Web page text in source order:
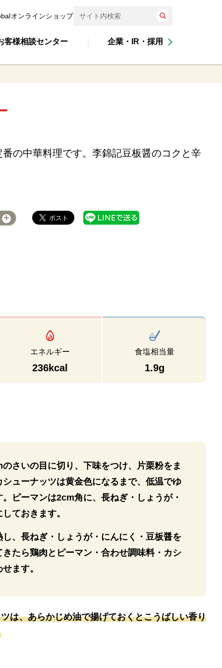
オンラインショップ
客様相談センター 企業・IR・採用
の中華料理です。李錦記豆板醤のコクと辛
エネルギー
236kcal
食塩相当量
1.9g
さいの目に切り、下味をつけ、片栗粉をま
ューナッツは黄金色になるまで、低温でゆ
ピーマンは2cm角に、長ねぎ・しょうが・
ておきます。
、長ねぎ・しょうが・にんにく・豆板醤を
たら鶏肉とピーマン・合わせ調味料・カシ
ます。
は、あらかじめ油で揚げておくとこうばしい香り